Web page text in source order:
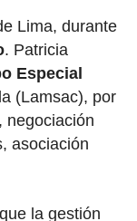
Lima, durante
. Patricia
Especial
(Lamsac), por
negociación
asociación
la gestión